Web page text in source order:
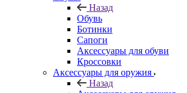
Назад
Обувь
Ботинки
Сапоги
Аксессуары для обуви
Кроссовки
Аксессуары для оружия
Назад